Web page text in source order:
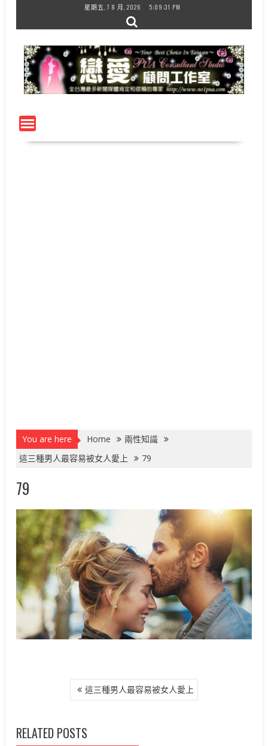
content
星期五, 7 8 月, 2026 5:09:31 PM
You are here Home
兩性知識
這三種男人最容易被女人愛上
79
79
覽
這三種男人最容易被女人愛上
RELATED POSTS